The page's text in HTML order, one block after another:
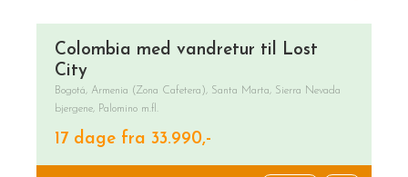
Colombia med vandretur til Lost
City
Bogotá, Armenia (Zona Cafetera), Santa Marta, Sierra Nevada
bjergene, Palomino m.fl.
17 dage fra 33.990,-